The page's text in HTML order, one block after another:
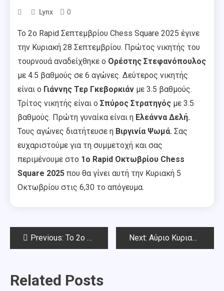
Lynx 0
To 2o Rapid Σεπτεμβρίου Chess Square 2025 έγινε
την Κυριακή 28 Σεπτεμβρίου. Πρώτος νικητής του
τουρνουά αναδείχθηκε ο Ορέστης Στεφανόπουλος
με 4.5 βαθμούς σε 6 αγώνες. Δεύτερος νικητής
είναι ο Γιάννης Τερ Γκεβορκιάν με 3.5 βαθμούς.
Τρίτος νικητής είναι ο Σπύρος Στρατηγός με 3.5
βαθμούς. Πρώτη γυναίκα είναι η Ελεάννα Δελή.
Τους αγώνες διατήτευσε η Βιργινία Ψωμά. Σας
ευχαριστούμε για τη συμμετοχή και σας
περιμένουμε στο 1ο Rapid Οκτωβρίου Chess
Square 2025 που θα γίνει αυτή την Κυριακή 5
Οκτωβρίου στις 6,30 το απόγευμα.
PostPrevious: To 2o RAPID ΣΕΠΤΕΜΒΡΙΟΥ 2025 CHESS SQUARE την Κυριακή 28-09-2025 Next: Αύριο Κυριακή 4 Οκτωβρίου-Το 1ο Rapid Οκτωβρίου Chess Square 2025
Related Posts